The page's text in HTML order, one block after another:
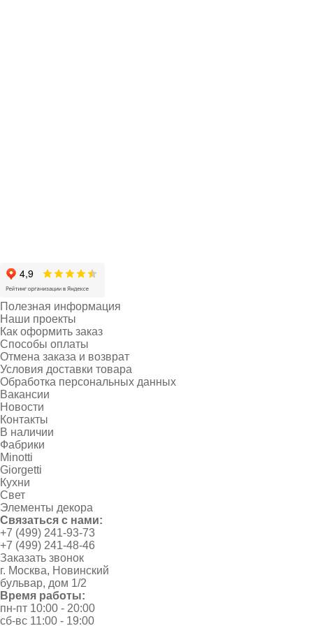
Полезная информация
Наши проекты
Как оформить заказ
Способы оплаты
Отмена заказа и возврат
Условия доставки товара
Обработка персональных данных
Вакансии
Новости
Контакты
В наличии
Фабрики
Minotti
Giorgetti
Кухни
Свет
Элементы декора
Связаться с нами:
+7 (499) 241-93-73
+7 (499) 241-48-46
Заказать звонок
г. Москва, Новинский
бульвар, дом 1/2
Время работы:
пн-пт 10:00 - 20:00
сб-вс 11:00 - 19:00